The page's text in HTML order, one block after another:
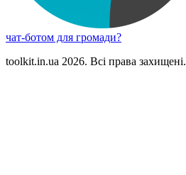
чат-ботом для громади?
toolkit.in.ua 2026. Всі права захищені.